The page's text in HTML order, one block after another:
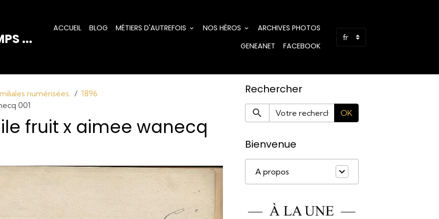
...
ACCUEIL BLOG MÉTIERS D'AUTREFOIS NOS HÉROS
ARCHIVES PHOTOS
GENEANET
FACEBOOK
numérisées.
1896
001
fruit x aimee wanecq
Rechercher
OK
Bienvenue
A propos